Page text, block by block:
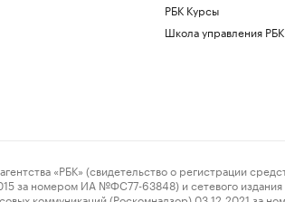
РБК Курсы
Школа управления РБК
«РБК» (свидетельство о регистрации
за номером ИА №ФС77-63848) и сетевого издания